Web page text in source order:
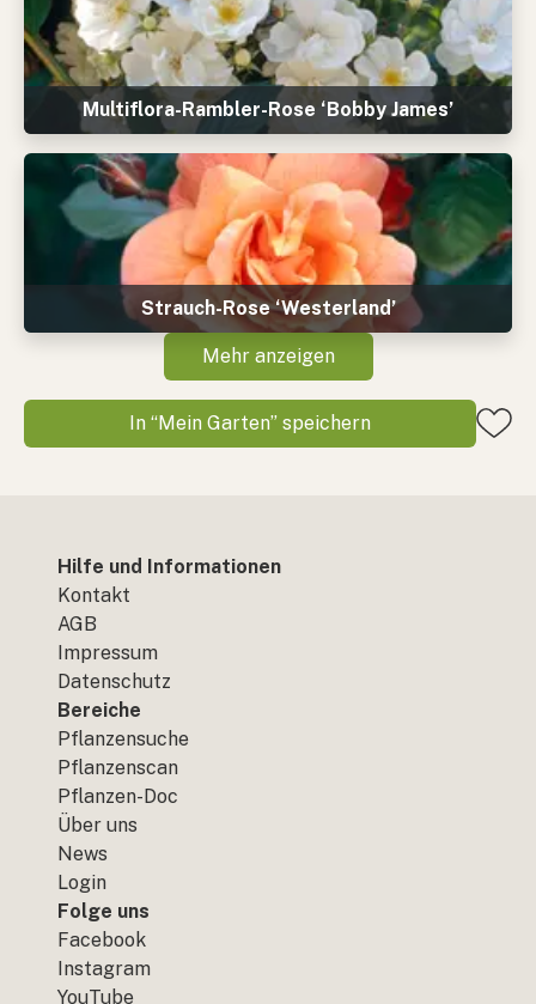
Multiflora-Rambler-Rose ‘Bobby James’
Strauch-Rose ‘Westerland’
Mehr anzeigen
In “Mein Garten” speichern
Hilfe und Informationen
Kontakt
AGB
Impressum
Datenschutz
Bereiche
Pflanzensuche
Pflanzenscan
Pflanzen-Doc
Über uns
News
Login
Folge uns
Facebook
Instagram
YouTube